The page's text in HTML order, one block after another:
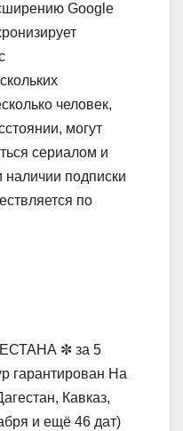
Google
человек,
могут
сериалом и
наличии подписки
по
✼ за 5
гарантирован На
Кавказ,
и ещё 46 дат)